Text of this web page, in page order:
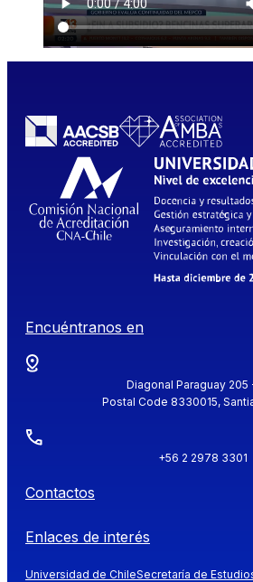
Encuéntranos en
Diagonal Paraguay 205
Postal Code 8330015,
+56 2 2978 3301
Contactos
Enlaces de interés
Universidad de ChileSecretaría de